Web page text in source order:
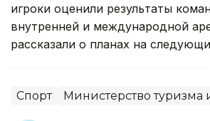
игроки оценили результаты
внутренней и международной
рассказали о планах на
Спорт Министерство туризма